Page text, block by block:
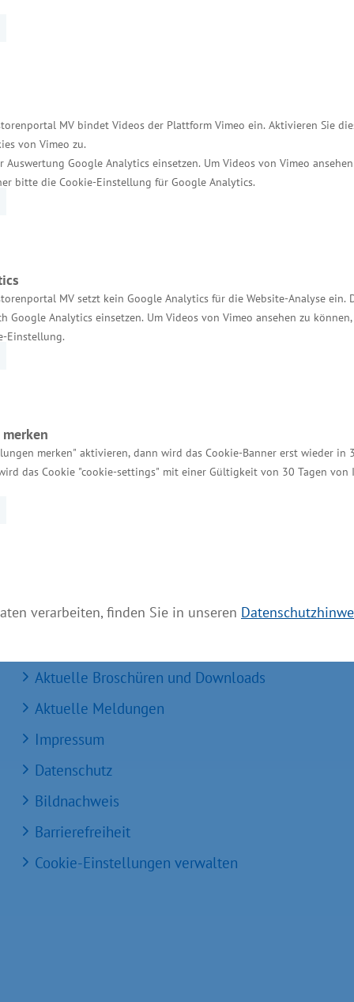
MV bindet Videos der Plattform Vimeo ein. Aktivieren Sie
von Vimeo zu.
Auswertung Google Analytics einsetzen. Um Videos von Vimeo
bitte die Cookie-Einstellung für Google Analytics.
MV setzt kein Google Analytics für die Website-Analyse ein.
Google Analytics einsetzen. Um Videos von Vimeo ansehen zu
Einstellung.
merken" aktivieren, dann wird das Cookie-Banner erst wieder in
das Cookie "cookie-settings" mit einer Gültigkeit von 30 Tagen von
verarbeiten, finden Sie in unseren
Vorpommern
durch eine große Zahl
sagte Glawe. Derzeit sind in den 86
von rund 377 Millionen Euro im Monat.
etwa 33 Prozent. Die Ernährungswirtschaft
als auch nach dem Umsatz der größte
die Backwarenindustrie, die
Die Vielzahl der Betriebe zählt allerdings zu den
Konzernen ansässig, z.B. die Dr. Oetker
in den letzten Jahren regelmäßig weitere
der Bau einer Betriebsstätte für
die Ansiedlung der Süßwarenhersteller Toffee
Einheitlicher Ansprechpartner
Aktuelle Broschüren und Downloads
Aktuelle Meldungen
Impressum
Datenschutz
Bildnachweis
Barrierefreiheit
Cookie-Einstellungen verwalten